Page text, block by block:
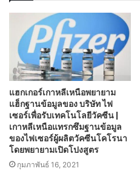
แฮกเกอร์เกาหลีเหนือพยายาม
แฮ็กฐานข้อมูลของ บริษัท ไฟ
เซอร์เพื่อรับเทคโนโลยีวัคซีน |
เกาหลีเหนือแทรกซึมฐานข้อมูล
ของไฟเซอร์ผู้ผลิตวัคซีนโคโรนา
โดยพยายามเปิดโปงสูตร
กุมภาพันธ์ 16, 2021